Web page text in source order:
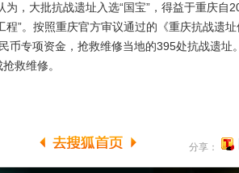
大批抗战遗址入选“国宝”，得益于重庆自
”。按照重庆官方审议通过的《重庆抗战遗址
币专项资金，抢救维修当地的395处抗战遗址
救维修。
分享：